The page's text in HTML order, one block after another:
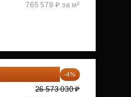
765 578 ₽ за м²
25 510 109 ₽ -4%
26 573 030 ₽